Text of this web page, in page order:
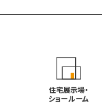
住宅展示場・
ショールーム